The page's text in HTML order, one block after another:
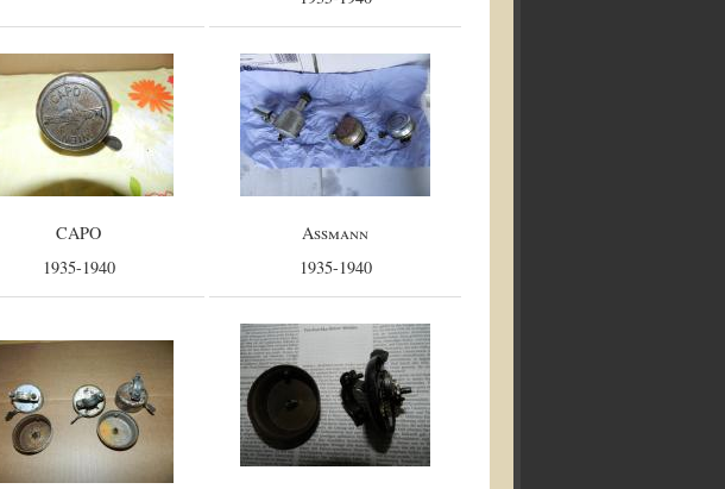
CAPO
1935-1940
Assmann
1935-1940